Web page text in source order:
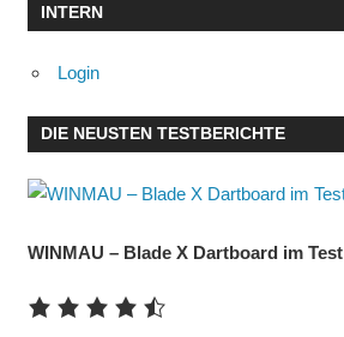
INTERN
Login
DIE NEUSTEN TESTBERICHTE
WINMAU – Blade X Dartboard im Test